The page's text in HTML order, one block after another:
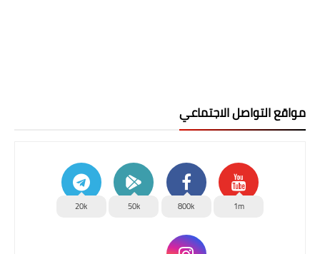
مواقع التواصل الاجتماعي
1m
800k
50k
20k